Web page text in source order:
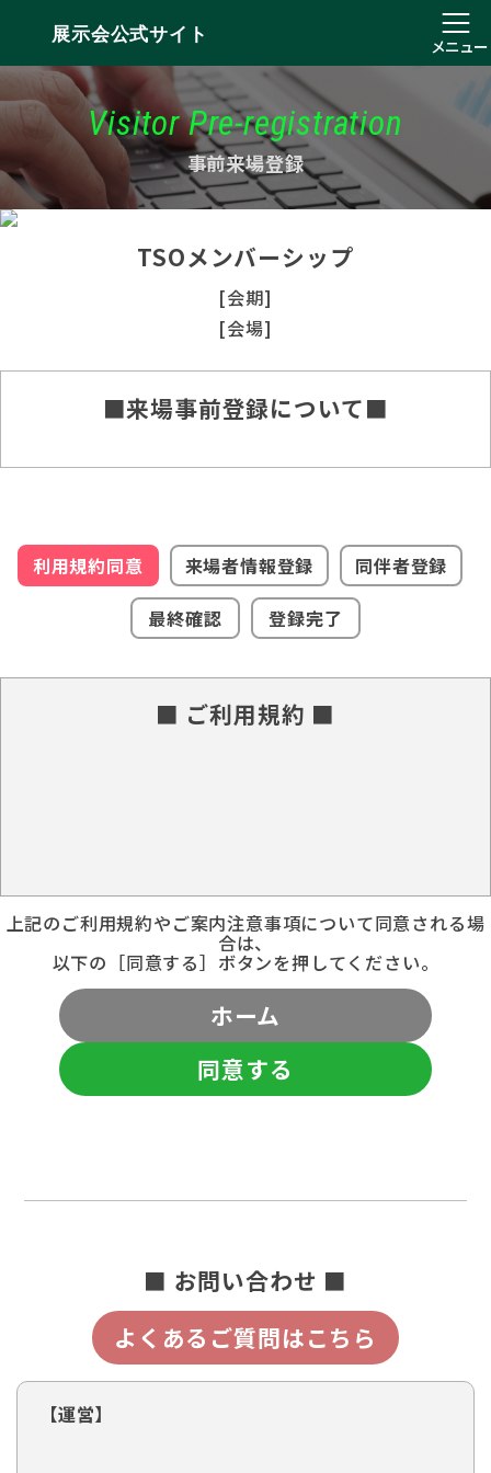
展示会公式サイト
メニュー
Visitor Pre-registration
事前来場登録
TSOメンバーシップ
[会期]
[会場]
■来場事前登録について■
利用規約同意 来場者情報登録
同伴者登録
最終確認
登録完了
■ ご利用規約 ■
上記のご利用規約やご案内注意事項について同意される場
合は、
以下の［同意する］ボタンを押してください。
ホーム
同意する
■ お問い合わせ ■
よくあるご質問はこちら
【運営】